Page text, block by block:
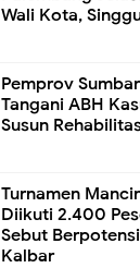
Wali Kota,
Pemprov
Tangani ABH
Susun
Turnamen
Diikuti 2.400
Sebut
Kalbar